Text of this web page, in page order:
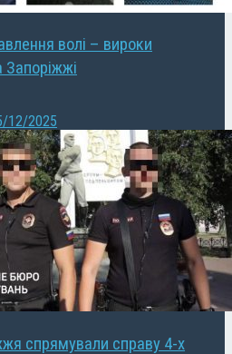
волі – вироки
12/2025
спрямували справу 4-х